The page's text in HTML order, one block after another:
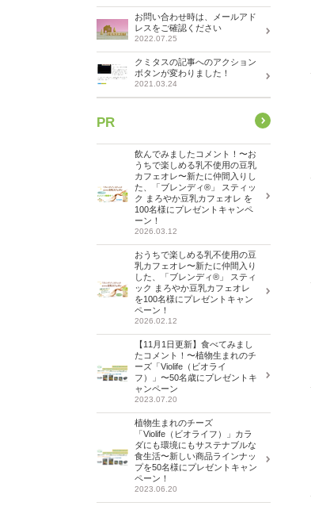
お問い合わせ時は、メールアド
レスをご確認ください
2022.07.25
クミタスの記事へのアクション
ボタンが変わりました！
2021.03.24
PR
飲んでみましたコメント！〜お
うちで楽しめる乳不使用の豆乳
カフェオレ〜新たに仲間入りし
た、「ブレンディ®」 スティッ
ク まろやか豆乳カフェオレ を
100名様にプレゼントキャンペ
ーン！
2026.03.12
おうちで楽しめる乳不使用の豆
乳カフェオレ〜新たに仲間入り
した、「ブレンディ®」 スティ
ック まろやか豆乳カフェオレ
を100名様にプレゼントキャン
ペーン！
2026.02.12
【11月1日更新】食べてみまし
たコメント！〜植物生まれのチ
ーズ「Violife（ビオライ
フ）」〜50名歳にプレゼントキ
ャンペーン
2023.07.20
植物生まれのチーズ
「Violife（ビオライフ）」カラ
ダにも環境にもサステナブルな
食生活〜新しい商品ラインナッ
プを50名様にプレゼントキャン
ペーン！
2023.06.20